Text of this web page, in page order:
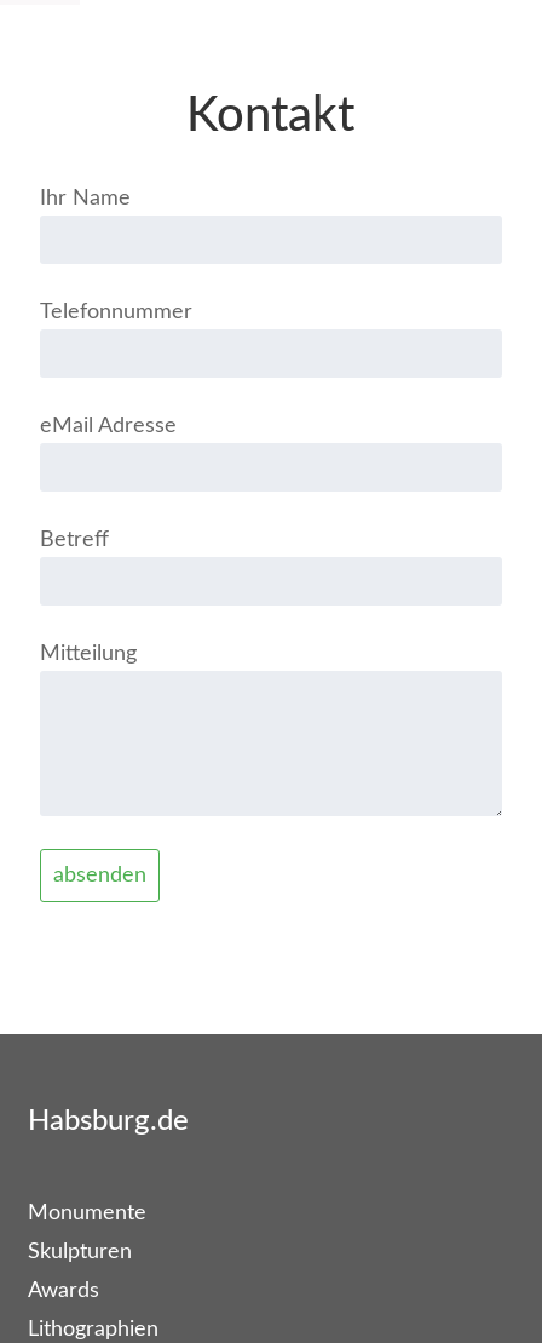
Kontakt
Ihr Name
Telefonnummer
eMail Adresse
Betreff
Mitteilung
Habsburg.de
Monumente
Skulpturen
Awards
Lithographien